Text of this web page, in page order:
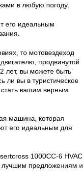
в любую погоду.
его идеальным
то мотовездеход
продвинутой
лет, вы можете быть
ли вы в туристическое
стать вашим верным
машина, которая
его идеальным для
1000CC-6 HVAC
лучшим предложениям и